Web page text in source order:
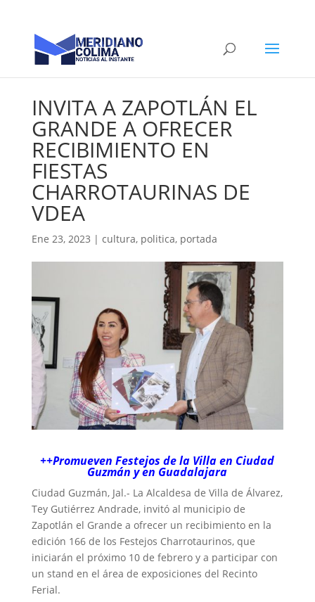
INVITA A ZAPOTLÁN EL
GRANDE A OFRECER
RECIBIMIENTO EN
FIESTAS
CHARROTAURINAS DE
VDEA
Ene 23, 2023 | cultura, politica, portada
++Promueven Festejos de la Villa en Ciudad
Guzmán y en Guadalajara
Ciudad Guzmán, Jal.- La Alcaldesa de Villa de Álvarez,
Tey Gutiérrez Andrade, invitó al municipio de
Zapotlán el Grande a ofrecer un recibimiento en la
edición 166 de los Festejos Charrotaurinos, que
iniciarán el próximo 10 de febrero y a participar con
un stand en el área de exposiciones del Recinto
Ferial.